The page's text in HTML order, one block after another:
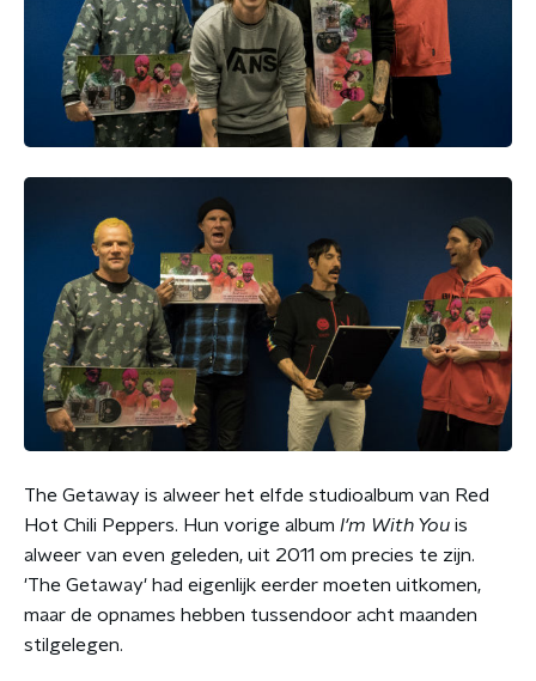
The Getaway is alweer het elfde studioalbum van Red
Hot Chili Peppers. Hun vorige album I'm With You is
alweer van even geleden, uit 2011 om precies te zijn.
'The Getaway' had eigenlijk eerder moeten uitkomen,
maar de opnames hebben tussendoor acht maanden
stilgelegen.